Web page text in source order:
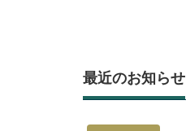
最近のお知らせ